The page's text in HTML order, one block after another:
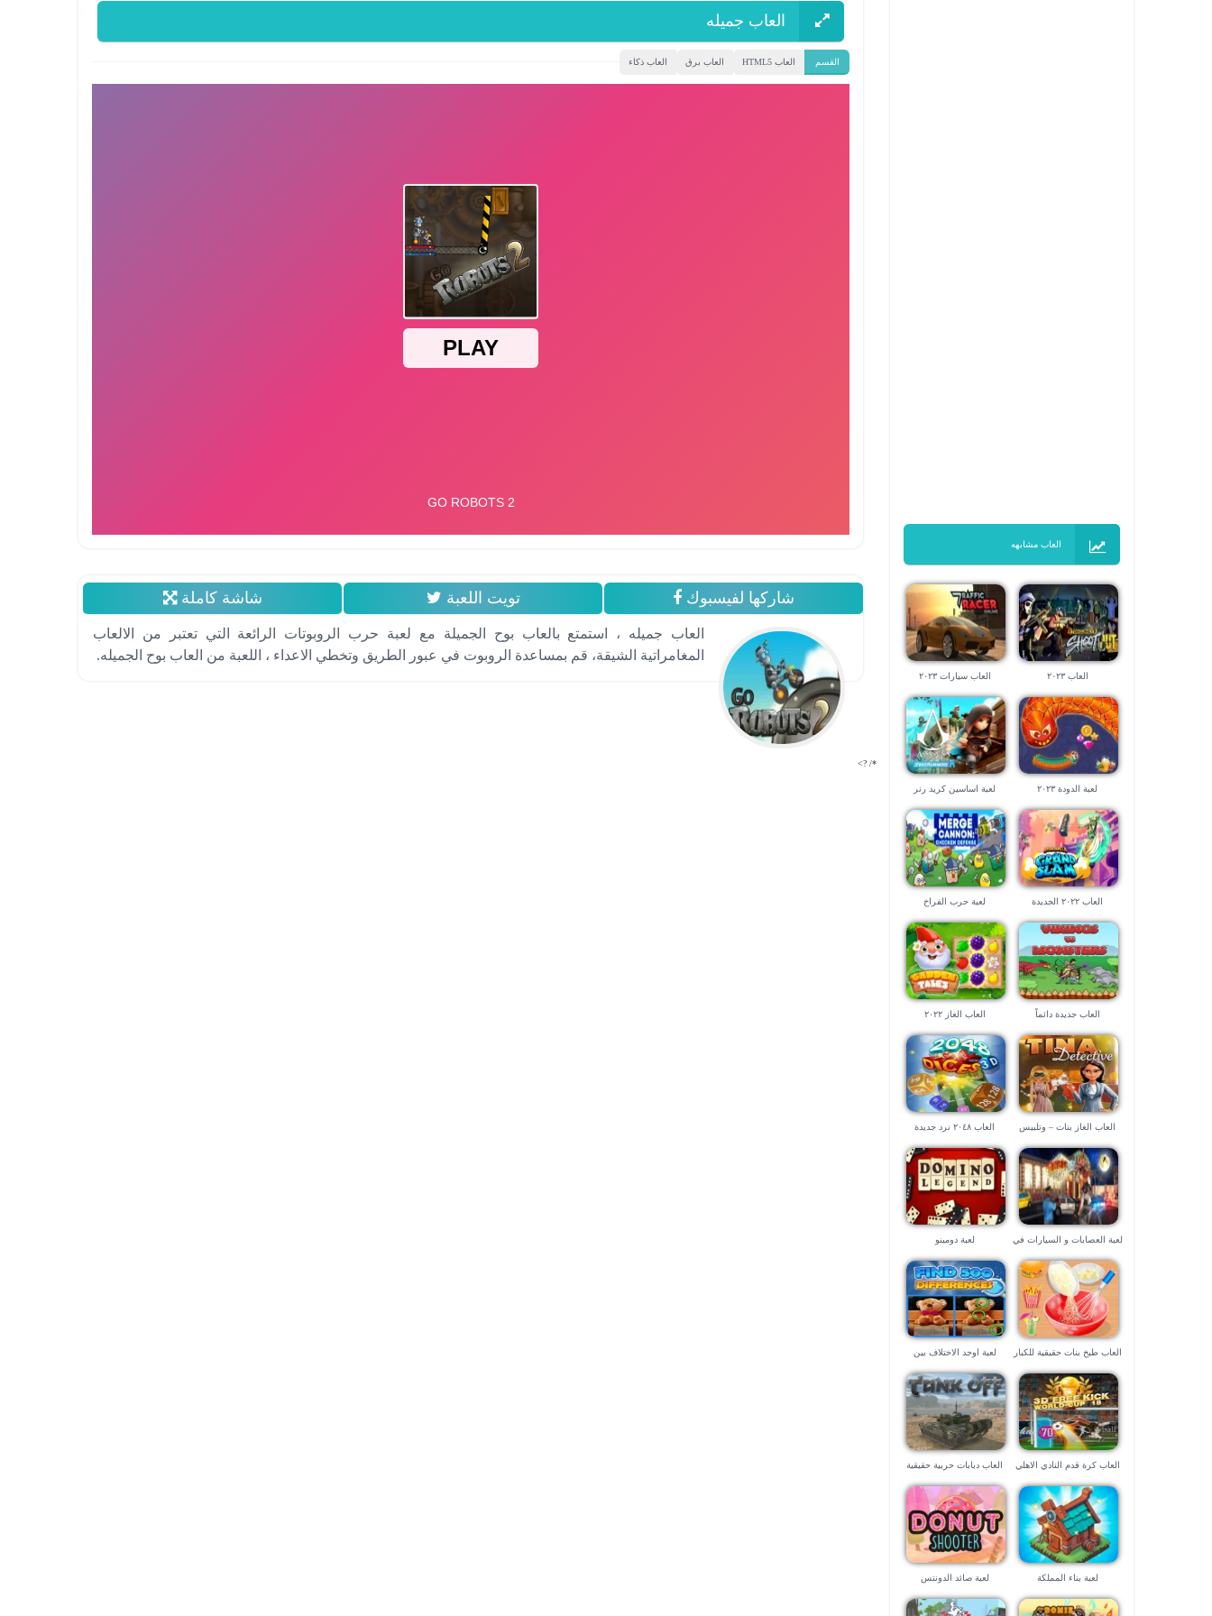
العاب مشابهه
العاب ٢٠٢٣ العاب سيارات ٢٠٢٣
لعبة الدودة ٢٠٢٣ لعبة اساسين كريد رنر
العاب ٢٠٢٢ الجديدة لعبة حرب الفراخ
العاب جديدة دائماً العاب الغاز ٢٠٢٢
العاب الغاز بنات – وتلبيس
العاب ٢٠٤٨ نرد جديدة
لعبة العصابات و السيارات في
لعبة دومينو
العاب طبخ بنات حقيقية للكبار
لعبة اوجد الاختلاف بين
العاب كرة قدم النادي الاهلي العاب دبابات حربية حقيقية
لعبة بناء المملكة لعبة صائد الدونتس
العاب جميله
القسم العاب HTML5 العاب برق العاب ذكاء
شاركها لفيسبوك تويت اللعبة شاشة كاملة
العاب جميله ، استمتع بالعاب بوح الجميلة مع لعبة حرب الروبوتات الرائعة التي تعتبر من الالعاب
المغامراتية الشيقة، قم بمساعدة الروبوت في عبور الطريق وتخطي الاعداء ، اللعبة من العاب بوح الجميله.
*/ ?>